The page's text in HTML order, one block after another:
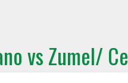
vs Zumel/